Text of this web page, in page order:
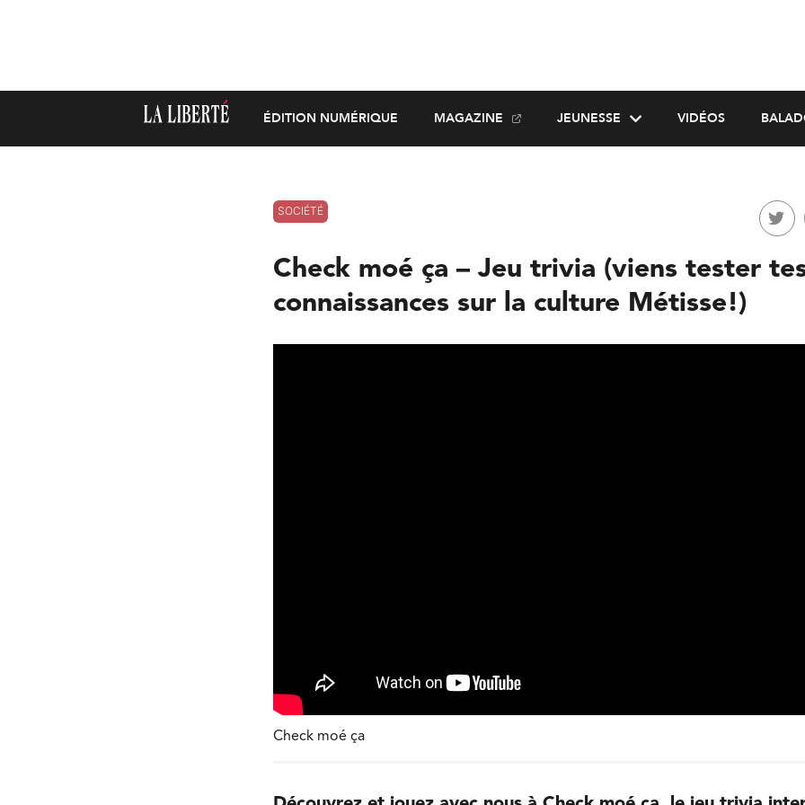
ÉDITION NUMÉRIQUE MAGAZINE JEUNESSE VIDÉOS
SOCIÉTÉ
Check moé ça – Jeu trivia (viens tester
connaissances sur la culture Métisse!)
Check moé ça